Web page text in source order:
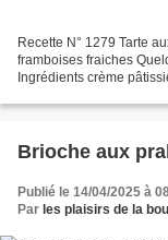
Recette N° 1279 Tarte
framboises fraiches
Ingrédients crème
Brioche aux
Publié le 14/04/2025 à
Par les plaisirs de la